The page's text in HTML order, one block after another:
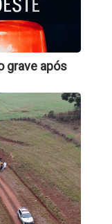
grave após